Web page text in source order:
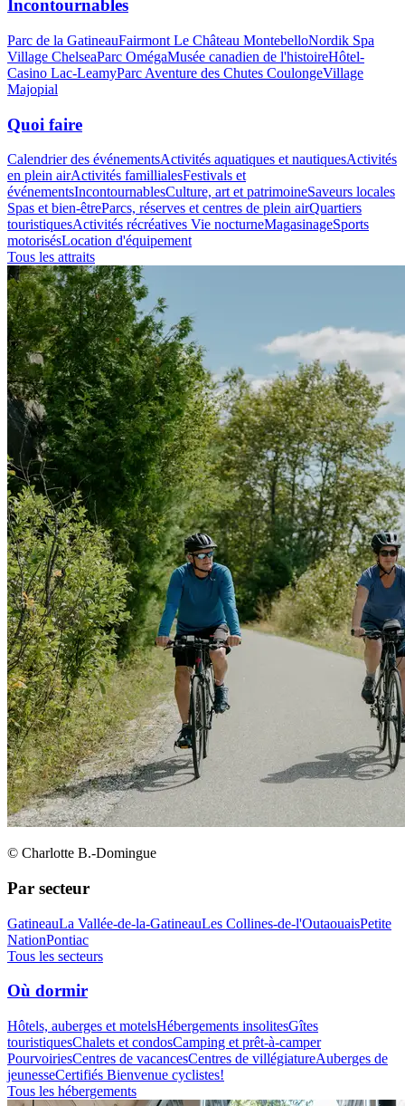
Incontournables
Parc de la GatineauFairmont Le Château MontebelloNordik Spa
Village ChelseaParc OmégaMusée canadien de l'histoireHôtel-
Casino Lac-LeamyParc Aventure des Chutes CoulongeVillage
Majopial
Quoi faire
Calendrier des événementsActivités aquatiques et nautiquesActivités
en plein airActivités famillialesFestivals et
événementsIncontournablesCulture, art et patrimoineSaveurs locales
Spas et bien-êtreParcs, réserves et centres de plein airQuartiers
touristiquesActivités récréatives Vie nocturneMagasinageSports
motorisésLocation d'équipement
Tous les attraits
© Charlotte B.-Domingue
Par secteur
GatineauLa Vallée-de-la-GatineauLes Collines-de-l'OutaouaisPetite
NationPontiac
Tous les secteurs
Où dormir
Hôtels, auberges et motelsHébergements insolitesGîtes
touristiquesChalets et condosCamping et prêt-à-camper
PourvoiriesCentres de vacancesCentres de villégiatureAuberges de
jeunesseCertifiés Bienvenue cyclistes!
Tous les hébergements